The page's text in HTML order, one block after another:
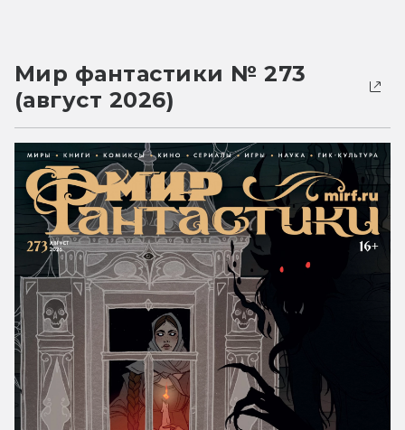
Мир фантастики № 273
(август 2026)